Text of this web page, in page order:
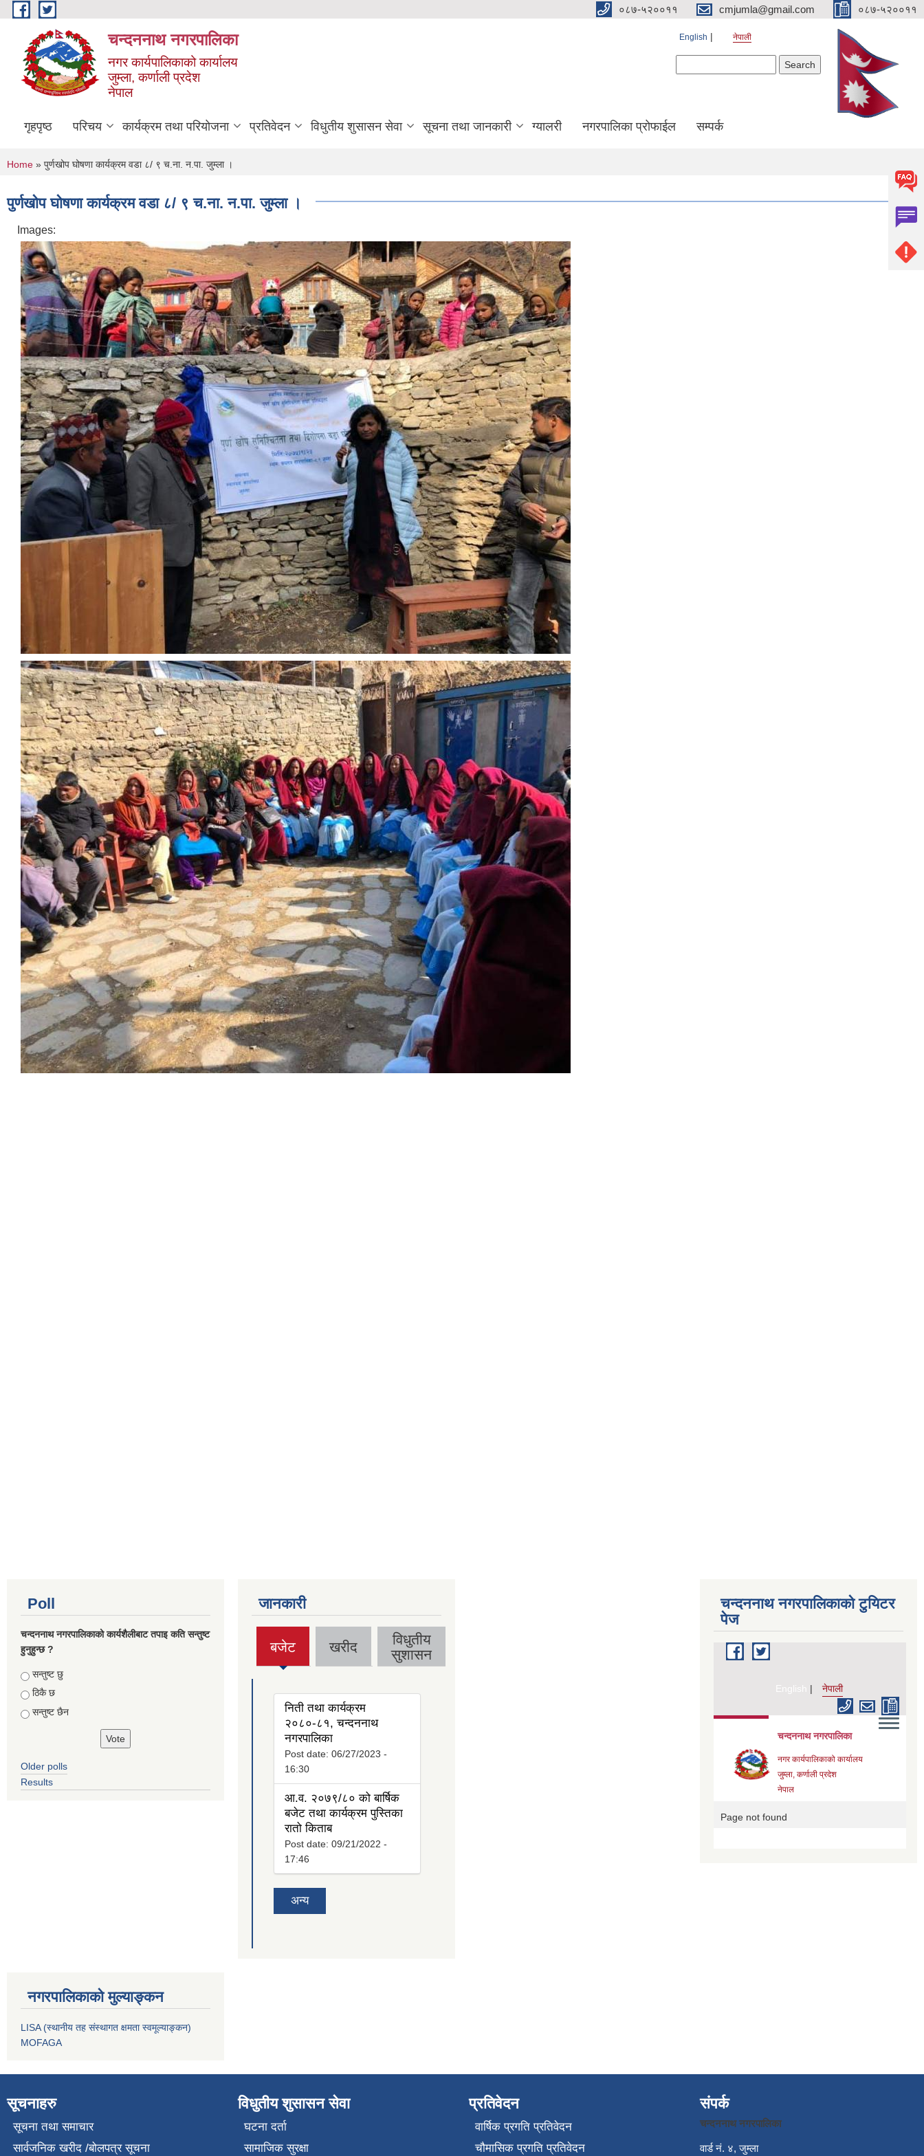
Skip to main content ०८७-५२००११ cmjumla@gmail.com ०८७-५२००११
चन्दननाथ नगरपालिका
नगर कार्यपालिकाको कार्यालय
जुम्ला, कर्णाली प्रदेश
नेपाल
English नेपाली
गृहपृष्ठ परिचय कार्यक्रम तथा परियोजना प्रतिवेदन विधुतीय शुसासन सेवा सूचना तथा जानकारी ग्यालरी नगरपालिका प्रोफाईल सम्पर्क
You are here
Home » पुर्णखोप घोषणा कार्यक्रम वडा ८/ ९ च.ना. न.पा. जुम्ला ।
पुर्णखोप घोषणा कार्यक्रम वडा ८/ ९ च.ना. न.पा. जुम्ला ।
Images:
Poll
चन्दननाथ नगरपालिकाको कार्यशैलीबाट तपाइ कति सन्तुष्ट
हुनुहुन्छ ?
Choices
सन्तुष्ट छु
ठिकै छ
सन्तुष्ट छैन
Older polls
Results
जानकारी
बजेट
(active
tab)
खरीद
विधुतीय
सुशासन
निती तथा कार्यक्रम
२०८०-८१, चन्दननाथ
नगरपालिका
Post date: 06/27/2023 -
16:30
आ.व. २०७९/८० को बार्षिक
बजेट तथा कार्यक्रम पुस्तिका
रातो किताब
Post date: 09/21/2022 -
17:46
अन्य
चन्दननाथ नगरपालिकाको टुयिटर
पेज
नगरपालिकाको मुल्याङ्कन
LISA (स्थानीय तह संस्थागत क्षमता स्वमूल्याङ्कन)
MOFAGA
सूचनाहरु
सूचना तथा समाचार
सार्वजनिक खरीद /बोलपत्र सूचना
विधुतीय शुसासन सेवा
घटना दर्ता
सामाजिक सुरक्षा
प्रतिवेदन
वार्षिक प्रगति प्रतिवेदन
चौमासिक प्रगति प्रतिवेदन
संपर्क
चन्दननाथ नगरपालिका
वार्ड नं. ४, जुम्ला